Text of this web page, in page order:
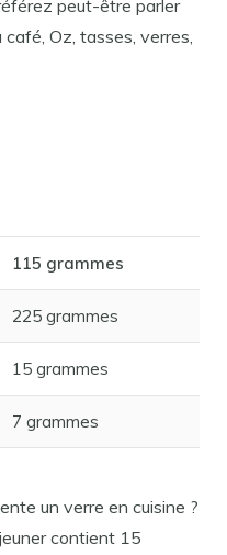
peut-être parler
café, Oz, tasses, verres,
115 grammes
225 grammes
15 grammes
7 grammes
un verre en cuisine ?
contient 15